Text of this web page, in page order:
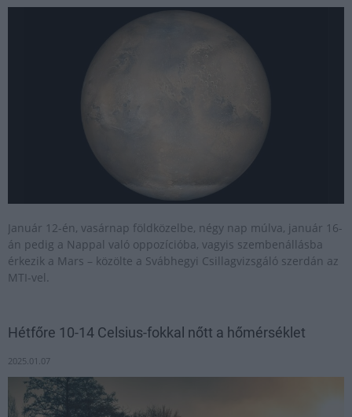
Január 12-én, vasárnap földközelbe, négy nap múlva, január 16-
án pedig a Nappal való oppozícióba, vagyis szembenállásba
érkezik a Mars – közölte a Svábhegyi Csillagvizsgáló szerdán az
MTI-vel.
Hétfőre 10-14 Celsius-fokkal nőtt a hőmérséklet
2025.01.07